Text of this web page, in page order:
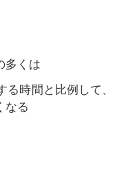
多くは
時間と比例して、
なる